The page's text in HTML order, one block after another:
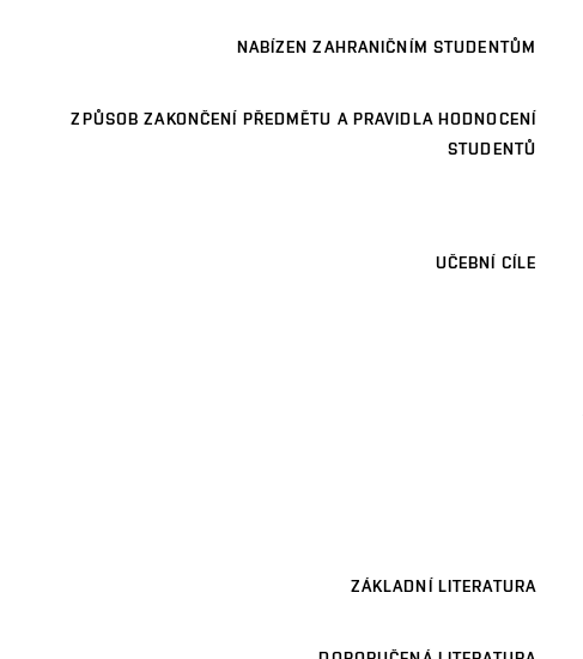
NABÍZEN ZAHRANIČNÍM STUDENTŮM
ZPŮSOB ZAKONČENÍ PŘEDMĚTU A PRAVIDLA HODNOCENÍ
STUDENTŮ
UČEBNÍ CÍLE
ZÁKLADNÍ LITERATURA